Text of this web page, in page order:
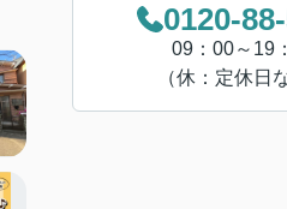
0120-
09：00～19
（休：定休日